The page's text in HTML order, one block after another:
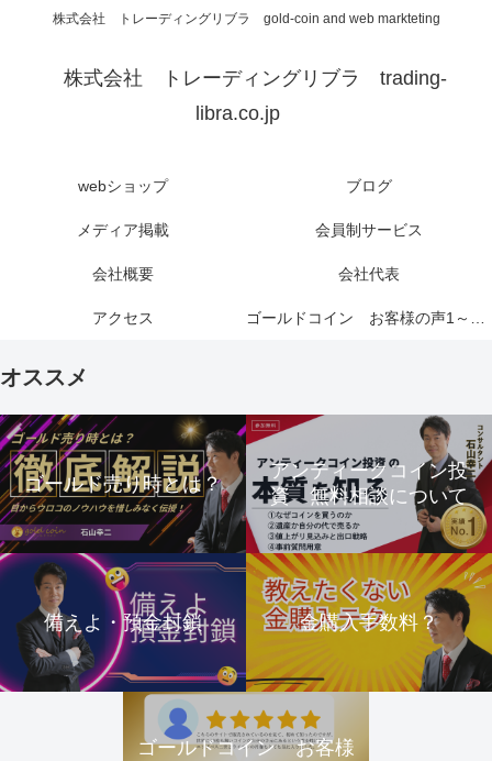
株式会社 トレーディングリブラ gold-coin and web markteting
株式会社 トレーディングリブラ trading-
libra.co.jp
webショップ ブログ
メディア掲載 会員制サービス
会社概要 会社代表
アクセス ゴールドコイン お客様の声1～6ページ
オススメ
ゴールド売り時とは？
アンティークコイン投
資 無料相談について
備えよ・預金封鎖 金購入手数料？
ゴールドコイン お客様